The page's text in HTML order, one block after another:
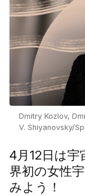
Dmitry Kozlov,
V. Shiyanovsky/
4月12日は宇
界初の女性
みよう！